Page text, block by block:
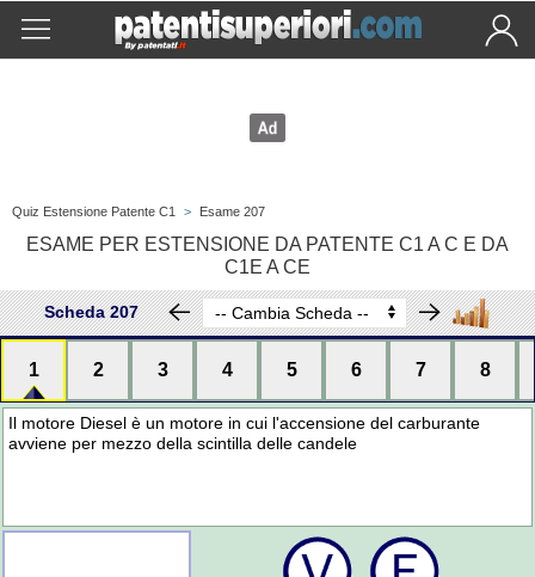
Quiz Estensione Patente C1 > Esame 207
ESAME PER ESTENSIONE DA PATENTE C1 A C E DA
C1E A CE
Scheda 207
1 2 3 4 5 6 7 8
Il motore Diesel è un motore in cui l'accensione del carburante
avviene per mezzo della scintilla delle candele